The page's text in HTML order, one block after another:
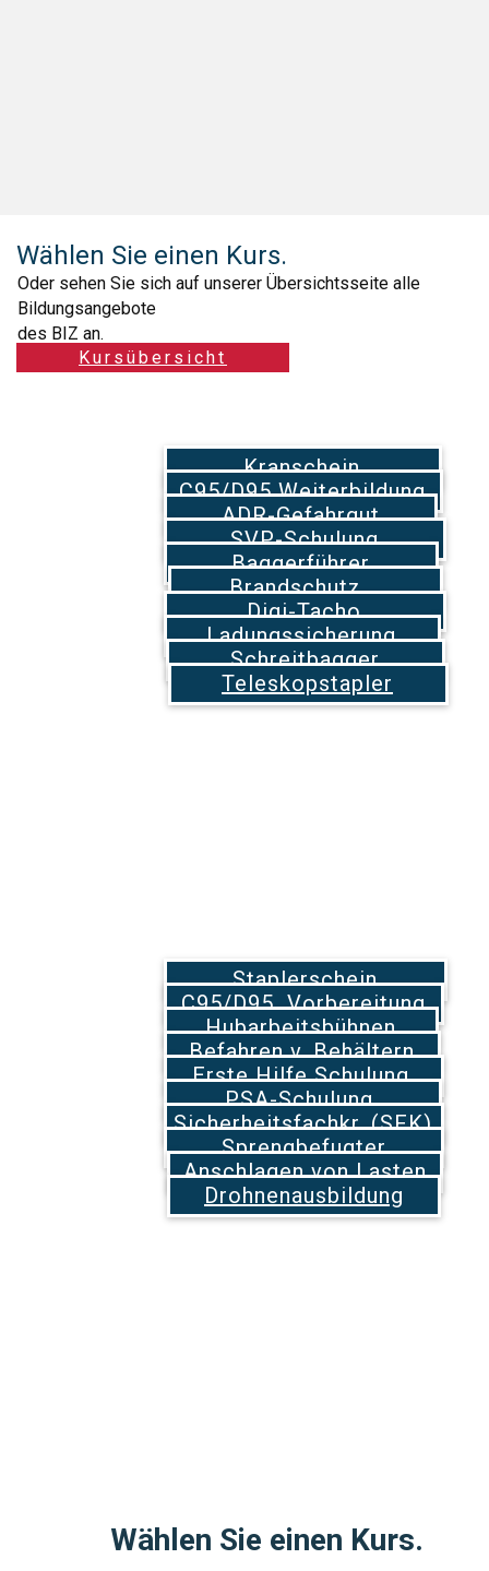
Wählen Sie eine​n Kurs.
Oder sehen Sie sich auf unserer Übersichtsseite alle
Bildungsangebote
des BIZ an.
Kursübersicht
Kranschein
C95/D95 Weiterbildung
ADR-Gefahrgut
SVP-Schulung
​Baggerführer
Brandschutz
Digi-Tacho
Ladungssicherung
Schreitbagger
Teleskopstapler
Staplerschein
C95/D95 Vorbereitung
Hubarbeitsbühnen
Befahren v. Behältern
Erste Hilfe Schulung
PSA-Schulung
Sicherheitsfachkr. (SFK)
Sprengbefugter
Anschlagen von Lasten
Drohnenausbildung
Wählen Sie einen Kurs.